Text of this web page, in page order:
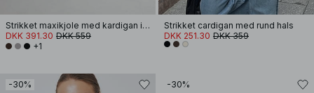
Strikket maxikjole med kardigan i uldblanding
DKK 391.30 DKK 559
+1
Strikket cardigan med rund hals
DKK 251.30 DKK 359
-30% -30%